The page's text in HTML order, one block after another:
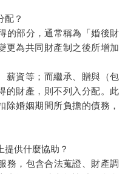
配？
的部分，通常稱為「婚後財
更為共同財產制之後所增加
薪資等；而繼承、贈與（包
的財產，則不列入分配。此
婚姻期間所負擔的債務，
供什麼協助？
務，包含合法蒐證、財產調